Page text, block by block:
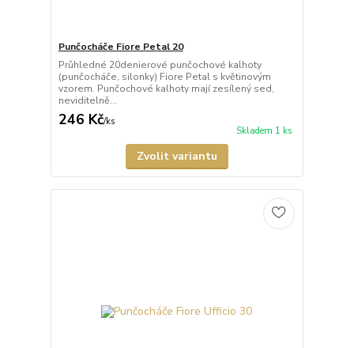
Punčocháče Fiore Petal 20
Průhledné 20denierové punčochové kalhoty
(punčocháče, silonky) Fiore Petal s květinovým
vzorem. Punčochové kalhoty mají zesílený sed,
neviditelně...
246 Kč/ks
Skladem 1 ks
Zvolit variantu